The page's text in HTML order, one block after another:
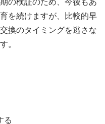
の検証のため、今後もあ
を続けますが、比較的早
換のタイミングを逃さな
。
る